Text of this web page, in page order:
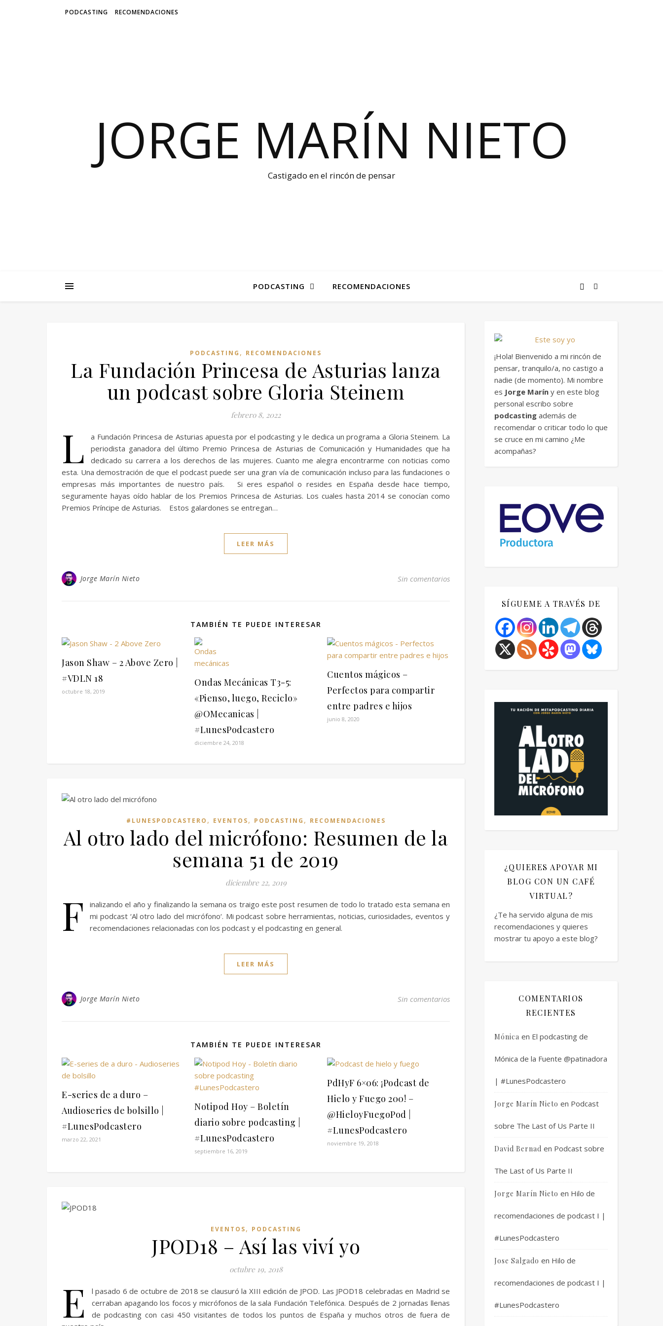
PODCASTING RECOMENDACIONES
JORGE MARÍN NIETO
Castigado en el rincón de pensar
PODCASTING RECOMENDACIONES
PODCASTING , RECOMENDACIONES
La Fundación Princesa de Asturias lanza
un podcast sobre Gloria Steinem
febrero 8, 2022
L
a Fundación Princesa de Asturias apuesta por el podcasting y le dedica un programa a Gloria Steinem. La
periodista ganadora del último Premio Princesa de Asturias de Comunicación y Humanidades que ha
dedicado su carrera a los derechos de las mujeres. Cuanto me alegra encontrarme con noticias como
esta. Una demostración de que el podcast puede ser una gran vía de comunicación incluso para las fundaciones o
empresas más importantes de nuestro país. Si eres español o resides en España desde hace tiempo,
seguramente hayas oído hablar de los Premios Princesa de Asturias. Los cuales hasta 2014 se conocían como
Premios Príncipe de Asturias. Estos galardones se entregan…
LEER MÁS
Jorge Marín Nieto Sin comentarios
TAMBIÉN TE PUEDE INTERESAR
Jason Shaw – 2 Above Zero |
#VDLN 18
octubre 18, 2019
Ondas Mecánicas T3-5:
«Pienso, luego, Reciclo»
@OMecanicas |
#LunesPodcastero
diciembre 24, 2018
Cuentos mágicos –
Perfectos para compartir
entre padres e hijos
junio 8, 2020
#LUNESPODCASTERO , EVENTOS, PODCASTING , RECOMENDACIONES
Al otro lado del micrófono: Resumen de la
semana 51 de 2019
diciembre 22, 2019
F
inalizando el año y finalizando la semana os traigo este post resumen de todo lo tratado esta semana en
mi podcast ‘Al otro lado del micrófono‘. Mi podcast sobre herramientas, noticias, curiosidades, eventos y
recomendaciones relacionadas con los podcast y el podcasting en general.
LEER MÁS
Jorge Marín Nieto Sin comentarios
TAMBIÉN TE PUEDE INTERESAR
E-series de a duro –
Audioseries de bolsillo |
#LunesPodcastero
marzo 22, 2021
Notipod Hoy – Boletín
diario sobre podcasting |
#LunesPodcastero
septiembre 16, 2019
PdHyF 6×06: ¡Podcast de
Hielo y Fuego 200! –
@HieloyFuegoPod |
#LunesPodcastero
noviembre 19, 2018
EVENTOS, PODCASTING
JPOD18 – Así las viví yo
octubre 19, 2018
E
l pasado 6 de octubre de 2018 se clausuró la XIII edición de JPOD. Las JPOD18 celebradas en Madrid se
cerraban apagando los focos y micrófonos de la sala Fundación Telefónica. Después de 2 jornadas llenas
de podcasting con casi 450 visitantes de todos los puntos de España y muchos otros de fuera de
¡Hola! Bienvenido a mi rincón de
pensar, tranquilo/a, no castigo a
nadie (de momento). Mi nombre
es Jorge Marín y en este blog
personal escribo sobre
podcasting además de
recomendar o criticar todo lo que
se cruce en mi camino ¿Me
acompañas?
SÍGUEME A TRAVÉS DE
¿QUIERES APOYAR MI
BLOG CON UN CAFÉ
VIRTUAL?
¿Te ha servido alguna de mis
recomendaciones y quieres
mostrar tu apoyo a este blog?
COMENTARIOS
RECIENTES
Mónica en El podcasting de
Mónica de la Fuente @patinadora
| #LunesPodcastero
Jorge Marín Nieto en Podcast
sobre The Last of Us Parte II
David Bernad en Podcast sobre
The Last of Us Parte II
Jorge Marín Nieto en Hilo de
recomendaciones de podcast I |
#LunesPodcastero
Jose Salgado en Hilo de
recomendaciones de podcast I |
#LunesPodcastero